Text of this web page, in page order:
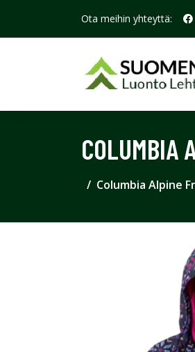
Ota meihin yhteyttä:
COLUMBIA
Columbia Alpine